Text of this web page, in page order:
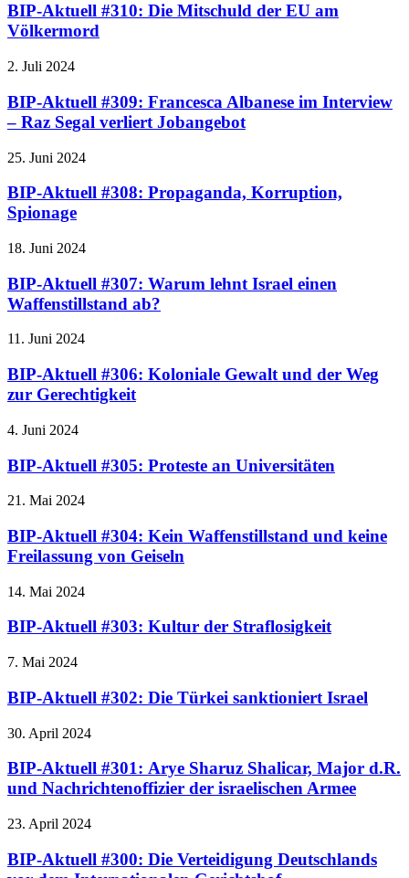
BIP-Aktuell #310: Die Mitschuld der EU am
Völkermord
2. Juli 2024
BIP-Aktuell #309: Francesca Albanese im Interview
– Raz Segal verliert Jobangebot
25. Juni 2024
BIP-Aktuell #308: Propaganda, Korruption,
Spionage
18. Juni 2024
BIP-Aktuell #307: Warum lehnt Israel einen
Waffenstillstand ab?
11. Juni 2024
BIP-Aktuell #306: Koloniale Gewalt und der Weg
zur Gerechtigkeit
4. Juni 2024
BIP-Aktuell #305: Proteste an Universitäten
21. Mai 2024
BIP-Aktuell #304: Kein Waffenstillstand und keine
Freilassung von Geiseln
14. Mai 2024
BIP-Aktuell #303: Kultur der Straflosigkeit
7. Mai 2024
BIP-Aktuell #302: Die Türkei sanktioniert Israel
30. April 2024
BIP-Aktuell #301: Arye Sharuz Shalicar, Major d.R.
und Nachrichtenoffizier der israelischen Armee
23. April 2024
BIP-Aktuell #300: Die Verteidigung Deutschlands